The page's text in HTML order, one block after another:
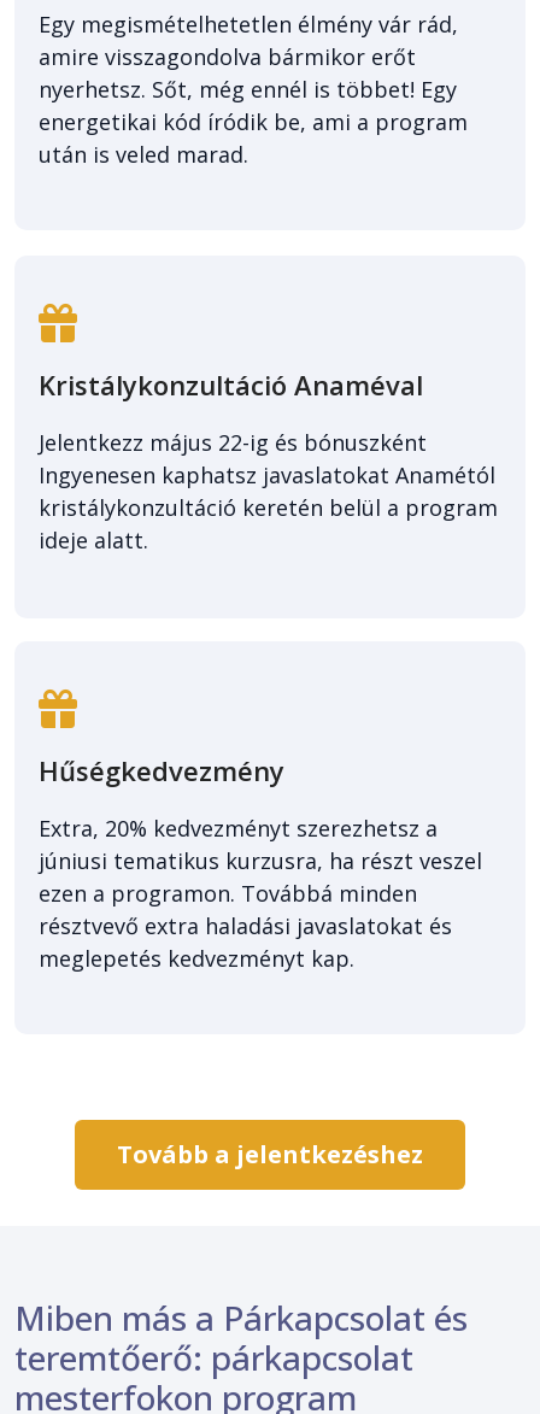
Egy megismételhetetlen élmény vár rád,
amire visszagondolva bármikor erőt
nyerhetsz. Sőt, még ennél is többet! Egy
energetikai kód íródik be, ami a program
után is veled marad.
Kristálykonzultáció Anaméval
Jelentkezz május 22-ig és bónuszként
Ingyenesen kaphatsz javaslatokat Anamétól
kristálykonzultáció keretén belül a program
ideje alatt.
Hűségkedvezmény
Extra, 20% kedvezményt szerezhetsz a
júniusi tematikus kurzusra, ha részt veszel
ezen a programon. Továbbá minden
résztvevő extra haladási javaslatokat és
meglepetés kedvezményt kap.
Tovább a jelentkezéshez
Miben más a Párkapcsolat és
teremtőerő: párkapcsolat
mesterfokon program